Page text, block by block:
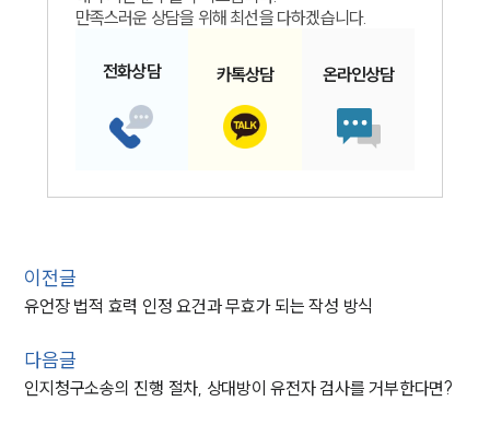
만족스러운 상담을 위해 최선을 다하겠습니다.
전화상담 카톡상담 온라인상담
이전글
유언장 법적 효력 인정 요건과 무효가 되는 작성 방식
다음글
인지청구소송의 진행 절차, 상대방이 유전자 검사를 거부한다면?